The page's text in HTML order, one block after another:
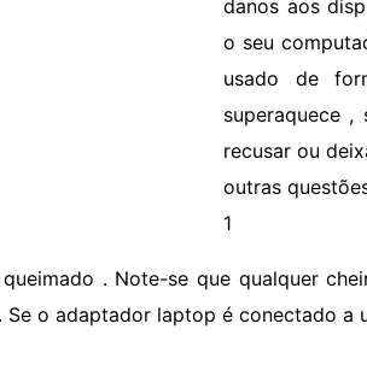
danos aos
o seu
usado de
superaquece ,
recusar ou
outras
1
. Note-se que qualquer
Se o adaptador laptop é conectado a